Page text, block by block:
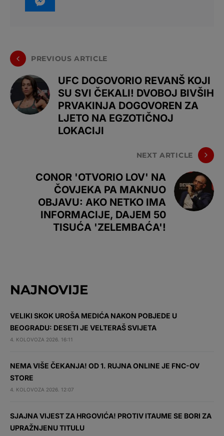
PREVIOUS ARTICLE
UFC DOGOVORIO REVANŠ KOJI
SU SVI ČEKALI! DVOBOJ BIVŠIH
PRVAKINJA DOGOVOREN ZA
LJETO NA EGZOTIČNOJ
LOKACIJI
NEXT ARTICLE
CONOR 'OTVORIO LOV' NA
ČOVJEKA PA MAKNUO
OBJAVU: AKO NETKO IMA
INFORMACIJE, DAJEM 50
TISUĆA 'ZELEMBAĆA'!
NAJNOVIJE
VELIKI SKOK UROŠA MEDIĆA NAKON POBJEDE U
BEOGRADU: DESETI JE VELTERAŠ SVIJETA
4. KOLOVOZA 2026. 16:11
NEMA VIŠE ČEKANJA! OD 1. RUJNA ONLINE JE FNC-OV
STORE
4. KOLOVOZA 2026. 12:07
SJAJNA VIJEST ZA HRGOVIĆA! PROTIV ITAUME SE BORI ZA
UPRAŽNJENU TITULU